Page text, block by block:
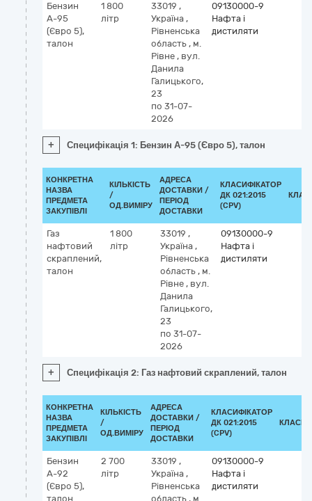
Бензин
А-95
(Євро 5),
талон
1 800
літр
33019 ,
Україна ,
Рівненська
область , м.
Рівне , вул.
Данила
Галицького,
23
по 31-07-
2026
09130000-9
Нафта і
дистиляти
+ Специфікація 1: Бензин А-95 (Євро 5), талон
КОНКРЕТНА
НАЗВА
ПРЕДМЕТА
ЗАКУПІВЛІ
КІЛЬКІСТЬ
/
ОД.ВИМІРУ
АДРЕСА
ДОСТАВКИ /
ПЕРІОД
ДОСТАВКИ
КЛАСИФІКАТОР
ДК 021:2015
(CPV)
Газ
нафтовий
скраплений,
талон
1 800
літр
33019 ,
Україна ,
Рівненська
область , м.
Рівне , вул.
Данила
Галицького,
23
по 31-07-
2026
09130000-9
Нафта і
дистиляти
+ Специфікація 2: Газ нафтовий скраплений, талон
КОНКРЕТНА
НАЗВА
ПРЕДМЕТА
ЗАКУПІВЛІ
КІЛЬКІСТЬ
/
ОД.ВИМІРУ
АДРЕСА
ДОСТАВКИ /
ПЕРІОД
ДОСТАВКИ
КЛАСИФІКАТОР
ДК 021:2015
(CPV)
Бензин
А-92
(Євро 5),
талон
2 700
літр
33019 ,
Україна ,
Рівненська
область , м.
09130000-9
Нафта і
дистиляти